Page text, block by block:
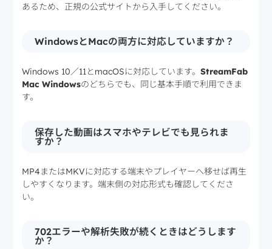
あるため、正規の公式サイトから入手してください。
WindowsとMacの両方に対応していますか？
Windows 10／11とmacOSに対応しています。StreamFab
Mac Windowsのどちらでも、同じ基本手順で利用できま
す。
保存した動画はスマホやテレビでも見られま
すか？
MP4またはMKVに対応する端末やプレイヤーへ移せば再生
しやすくなります。端末側の対応形式も確認してくださ
い。
702エラーや解析失敗が続くときはどうします
か？